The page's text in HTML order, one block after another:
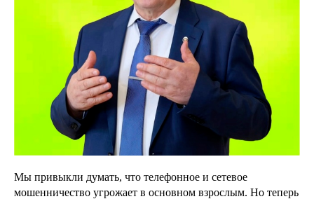
Мы привыкли думать, что телефонное и сетевое
мошенничество угрожает в основном взрослым. Но теперь